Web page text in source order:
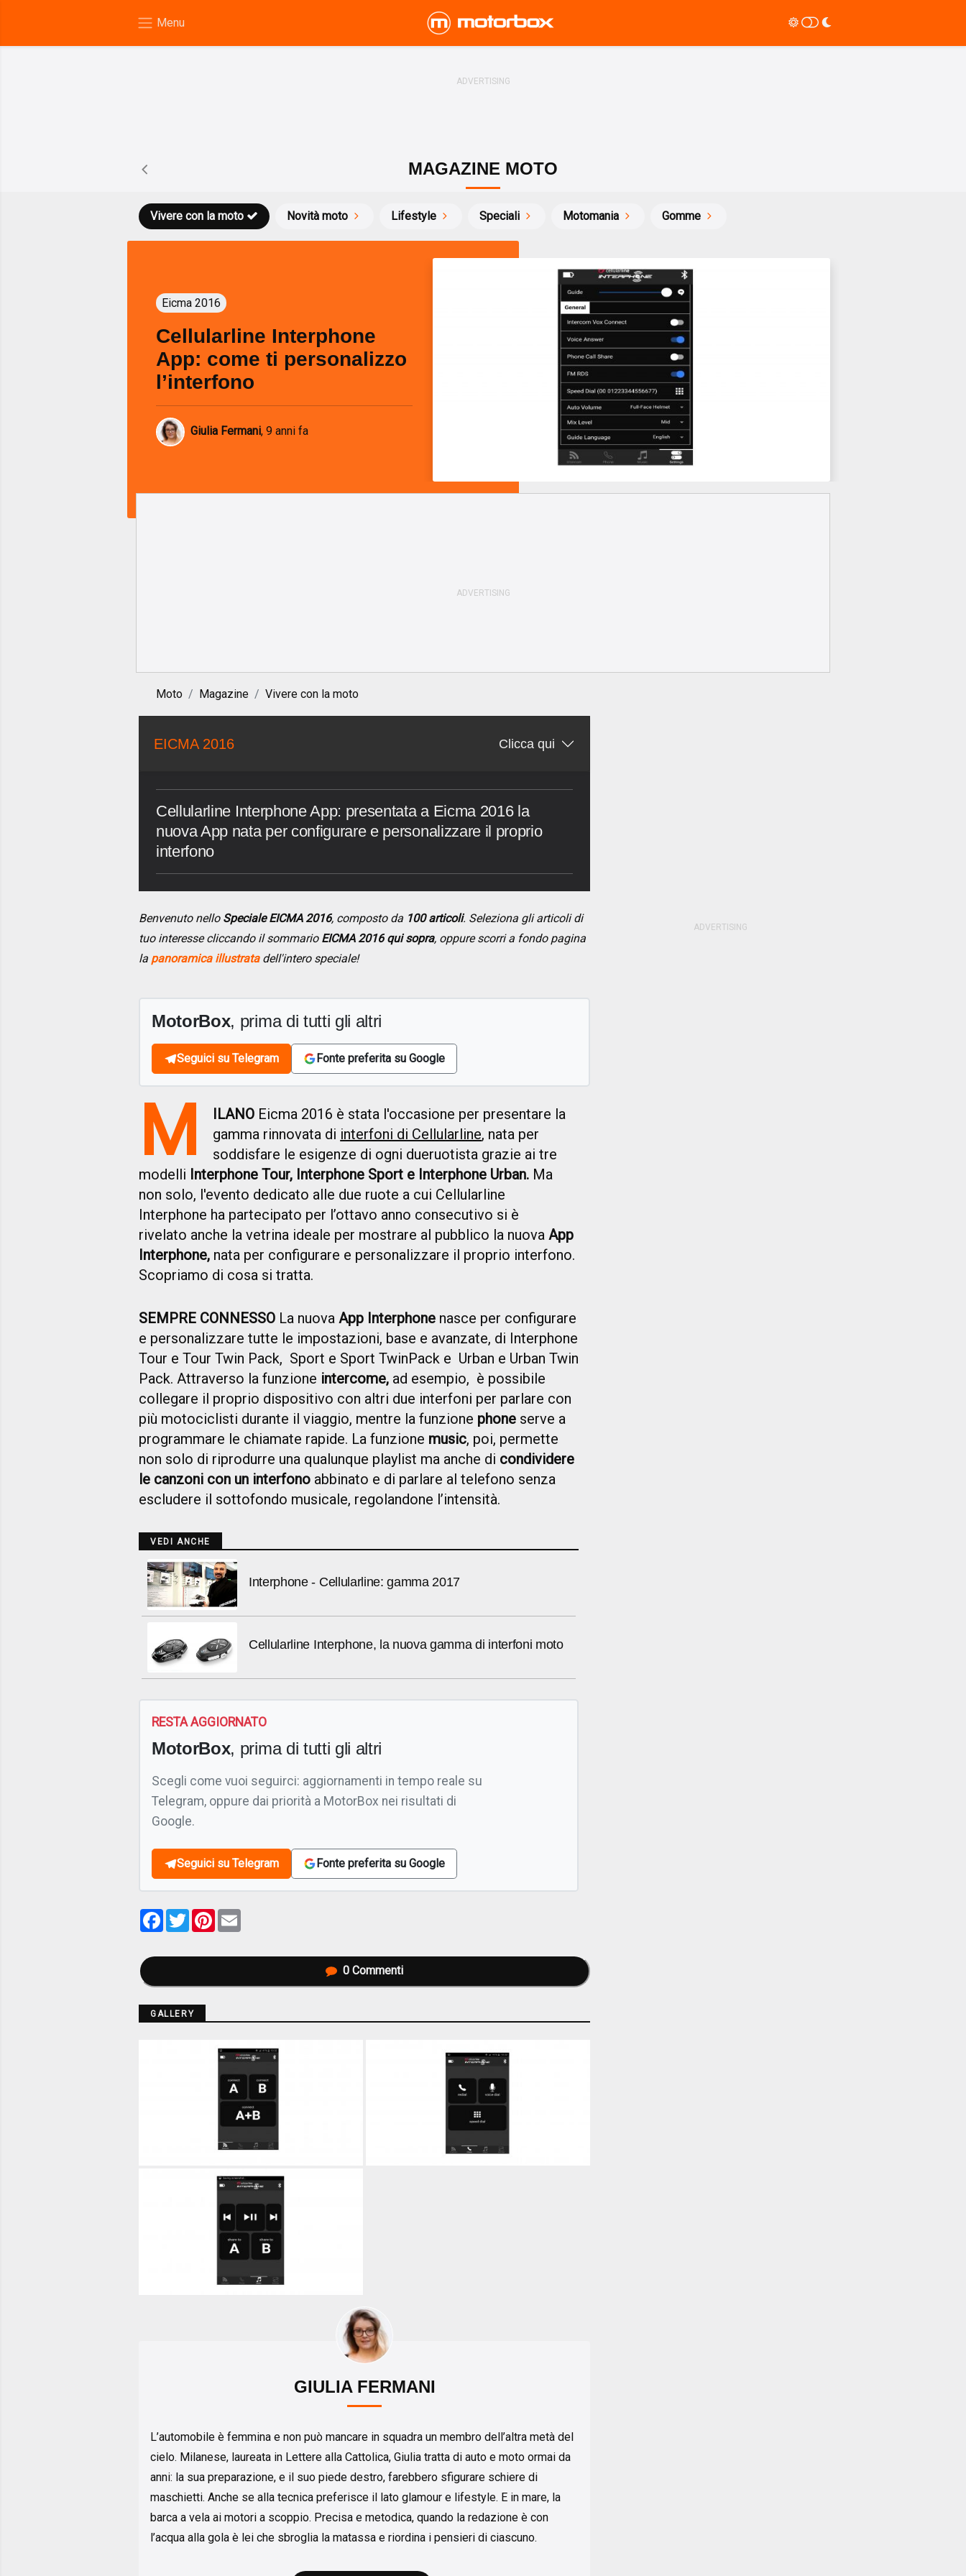
MAGAZINE MOTO
Novità moto
Vivere con la moto Lifestyle Speciali Motomania Gomme
Eicma 2016
Cellularline Interphone
App: come ti personalizzo
l’interfono
Giulia Fermani, 9 anni fa
Moto Magazine Vivere con la moto
EICMA 2016 Clicca qui
Cellularline Interphone App: presentata a Eicma 2016 la
nuova App nata per configurare e personalizzare il proprio
interfono
Benvenuto nello Speciale EICMA 2016, composto da 100 articoli. Seleziona gli articoli di
tuo interesse cliccando il sommario EICMA 2016 qui sopra, oppure scorri a fondo pagina
la panoramica illustratadell'intero speciale!
MotorBox, prima di tutti gli altri
Seguici su Telegram Fonte preferita su Google
M ILANO Eicma 2016 è stata l'occasione per presentare la
gamma rinnovata di interfoni di Cellularline, nata per
soddisfare le esigenze di ogni dueruotista grazie ai tre
modelli Interphone Tour, Interphone Sport e Interphone Urban. Ma
non solo, l'evento dedicato alle due ruote a cui Cellularline
Interphone ha partecipato per l’ottavo anno consecutivo si è
rivelato anche la vetrina ideale per mostrare al pubblico la nuova App
Interphone, nata per configurare e personalizzare il proprio interfono.
Scopriamo di cosa si tratta.
SEMPRE CONNESSO La nuova App Interphone nasce per configurare
e personalizzare tutte le impostazioni, base e avanzate, di Interphone
Tour e Tour Twin Pack, Sport e Sport TwinPack e Urban e Urban Twin
Pack. Attraverso la funzione intercome, ad esempio, è possibile
collegare il proprio dispositivo con altri due interfoni per parlare con
più motociclisti durante il viaggio, mentre la funzione phone serve a
programmare le chiamate rapide. La funzione music, poi, permette
non solo di riprodurre una qualunque playlist ma anche di condividere
le canzoni con un interfono abbinato e di parlare al telefono senza
escludere il sottofondo musicale, regolandone l’intensità.
VEDI ANCHE
Interphone - Cellularline: gamma 2017
Cellularline Interphone, la nuova gamma di interfoni moto
RESTA AGGIORNATO
MotorBox, prima di tutti gli altri
Scegli come vuoi seguirci: aggiornamenti in tempo reale su
Telegram, oppure dai priorità a MotorBox nei risultati di
Google.
Seguici su Telegram Fonte preferita su Google
Facebook
TwitterPinterest
0 Commenti
GALLERY
GIULIA FERMANI
L’automobile è femmina e non può mancare in squadra un membro dell’altra metà del
cielo. Milanese, laureata in Lettere alla Cattolica, Giulia tratta di auto e moto ormai da
anni: la sua preparazione, e il suo piede destro, farebbero sfigurare schiere di
maschietti. Anche se alla tecnica preferisce il lato glamour e lifestyle. E in mare, la
barca a vela ai motori a scoppio. Precisa e metodica, quando la redazione è con
l’acqua alla gola è lei che sbroglia la matassa e riordina i pensieri di ciascuno.